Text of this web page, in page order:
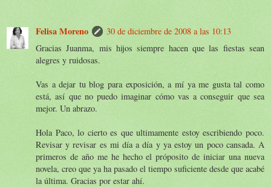
Felisa Moreno
30 de diciembre de 2008 a las 10:13
Gracias Juanma, mis hijos siempre hacen que las fiestas sean
alegres y ruidosas.
Vas a dejar tu blog para exposición, a mí ya me gusta tal como
está, así que no puedo imaginar cómo vas a conseguir que sea
mejor. Un abrazo.
Hola Paco, lo cierto es que ultimamente estoy escribiendo poco.
Revisar y revisar es mi día a día y ya estoy un poco cansada. A
primeros de año me he hecho el próposito de iniciar una nueva
novela, creo que ya ha pasado el tiempo suficiente desde que acabé
la última. Gracias por estar ahí.